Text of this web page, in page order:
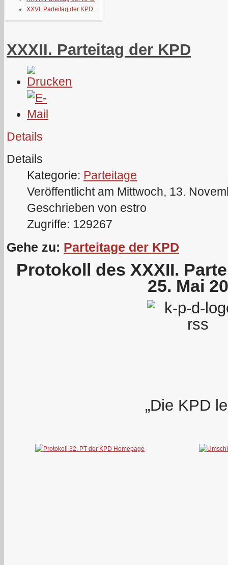
XXVI. Parteitag der KPD
XXXII. Parteitag der KPD
Details
Details
Kategorie: Parteitage
Veröffentlicht am Mittwoch, 13.
Geschrieben von estro
Zugriffe: 129267
Gehe zu: Parteitage der KPD
Protokoll des XXXII.
25. Mai
„Die KPD